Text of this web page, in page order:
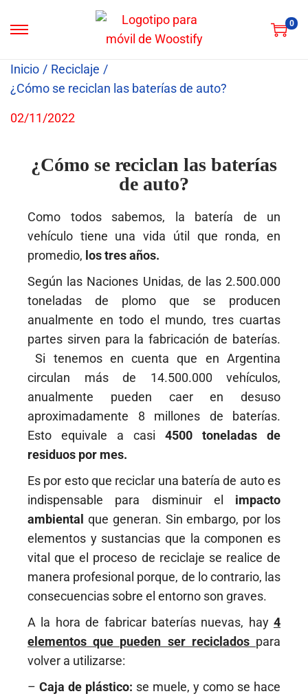
0
Inicio / Reciclaje /
¿Cómo se reciclan las baterías de auto?
P
02/11/2022
1
/
2
0
¿Cómo se reciclan las baterías
de auto?
Como todos sabemos, la batería de un
vehículo tiene una vida útil que ronda, en
promedio, los tres años.
Según las Naciones Unidas, de las 2.500.000
toneladas de plomo que se producen
anualmente en todo el mundo, tres cuartas
partes sirven para la fabricación de baterías.
Si tenemos en cuenta que en Argentina
circulan más de 14.500.000 vehículos,
anualmente pueden caer en desuso
aproximadamente 8 millones de baterías.
Esto equivale a casi 4500 toneladas de
residuos por mes.
Es por esto que reciclar una batería de auto es
indispensable para disminuir el impacto
ambiental que generan. Sin embargo, por los
elementos y sustancias que la componen es
vital que el proceso de reciclaje se realice de
manera profesional porque, de lo contrario, las
consecuencias sobre el entorno son graves.
A la hora de fabricar baterías nuevas, hay 4
elementos que pueden ser reciclados para
volver a utilizarse:
– Caja de plástico: se muele, y como se hace